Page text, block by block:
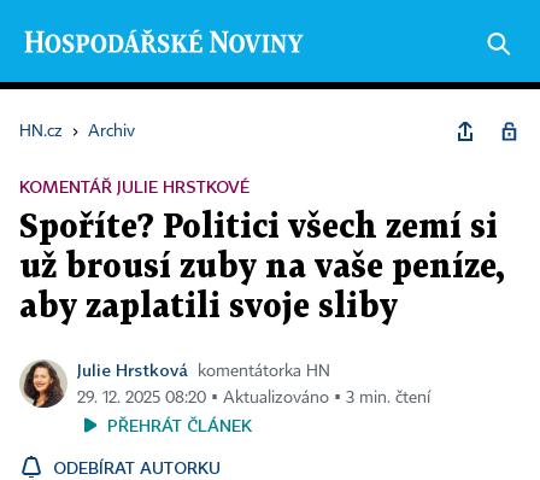
HN.cz › Archiv
KOMENTÁŘ JULIE HRSTKOVÉ
Spoříte? Politici všech zemí si
už brousí zuby na vaše peníze,
aby zaplatili svoje sliby
Julie Hrstková
komentátorka HN
29. 12. 2025 08:20 ▪ Aktualizováno ▪ 3 min. čtení
PŘEHRÁT ČLÁNEK
ODEBÍRAT AUTORKU